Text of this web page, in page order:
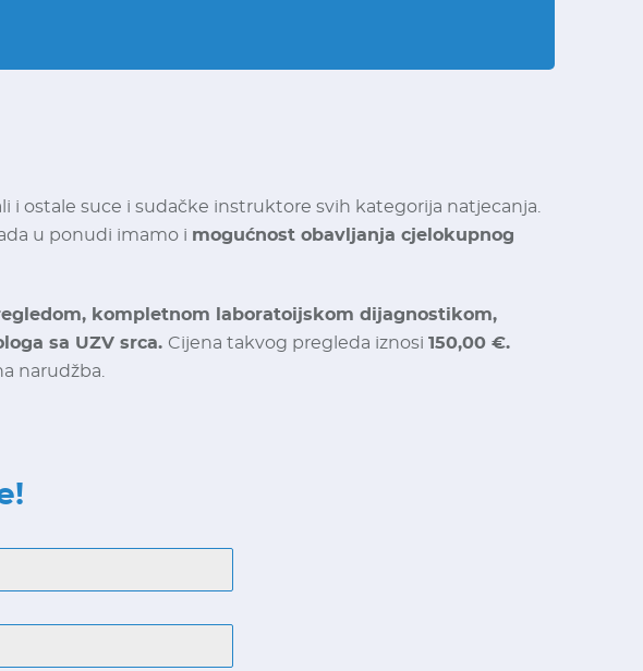
ostale suce i sudačke instruktore svih kategorija natjecanja.
u ponudi imamo i mogućnost obavljanja cjelokupnog
kompletnom laboratoijskom dijagnostikom,
sa UZV srca. Cijena takvog pregleda iznosi 150,00 €.
narudžba.